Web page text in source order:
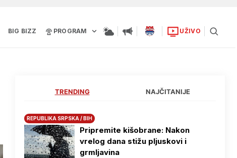
BIG BIZZ PROGRAM UŽIVO
TRENDING NAJČITANIJE
REPUBLIKA SRPSKA / BIH
Pripremite kišobrane: Nakon
vrelog dana stižu pljuskovi i
grmljavina